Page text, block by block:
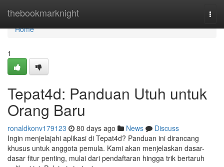
thebookmarknight
Home
Home
1
Tepat4d: Panduan Utuh untuk
Orang Baru
ronaldkonv179123 80 days ago News
Discuss
Ingin menjelajahi aplikasi di Tepat4d? Panduan ini dirancang
khusus untuk anggota pemula. Kami akan menjelaskan dasar-
dasar fitur penting, mulai dari pendaftaran hingga trik bertaruh